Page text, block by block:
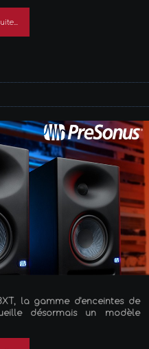
la gamme d'enceintes de
désormais un modèle